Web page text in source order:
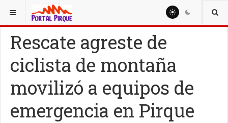
ESTÁ AQUÍ: NOTICIAS
Rescate agreste de
ciclista de montaña
movilizó a equipos de
emergencia en Pirque